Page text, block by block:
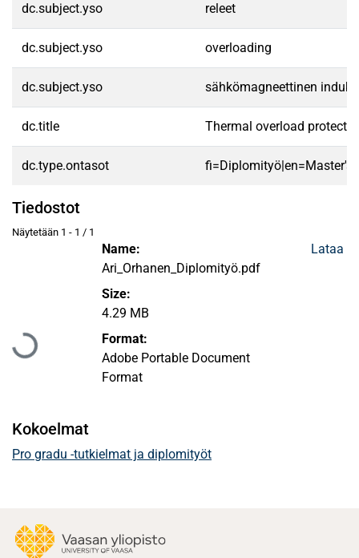
dc.subject.yso releet
dc.subject.yso overloading
dc.subject.yso sähkömagneettinen
dc.title Thermal overload
dc.type.ontasot fi=Diplomityö|en=Master's
Tiedostot
Näytetään 1 - 1 / 1
Ladataan...
Name:
Ari_Orhanen_Diplomityö.pdf
Size:
4.29 MB
Format:
Adobe Portable Document
Format
Lataa
Kokoelmat
Pro gradu -tutkielmat ja diplomityöt